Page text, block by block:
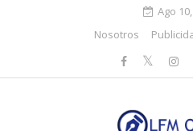
Ago
Nosotros